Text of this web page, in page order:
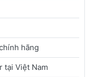
hãng
tại Việt Nam